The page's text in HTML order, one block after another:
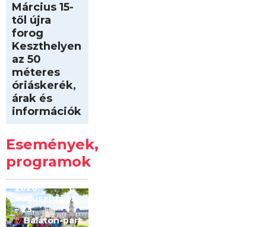
Március 15-
től újra
forog
Keszthelyen
az 50
méteres
óriáskerék,
árak és
információk
Események,
programok
Kilóméterek
2026
2026.
augusztus 22
– 23.
Balaton-part